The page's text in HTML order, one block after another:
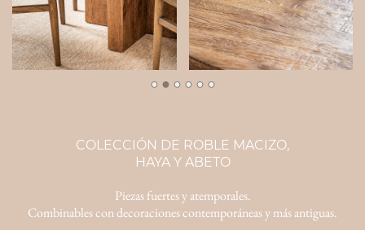
COLECCIÓN DE ROBLE MACIZO,
HAYA Y ABETO
Piezas fuertes y atemporales.
Combinables con decoraciones contemporáneas y más antiguas.